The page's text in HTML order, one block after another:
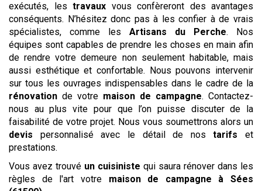
exécutés, les travaux vous confèreront des avantages
conséquents. N’hésitez donc pas à les confier à de vrais
spécialistes, comme les Artisans du Perche. Nos
équipes sont capables de prendre les choses en main afin
de rendre votre demeure non seulement habitable, mais
aussi esthétique et confortable. Nous pouvons intervenir
sur tous les ouvrages indispensables dans le cadre de la
rénovation de votre maison de campagne. Contactez-
nous au plus vite pour que l’on puisse discuter de la
faisabilité de votre projet. Nous vous soumettrons alors un
devis personnalisé avec le détail de nostarifs et
prestations.
Vous avez trouvé un cuisiniste qui saura rénover dans les
règles de l'art votre maison de campagne
à Sées